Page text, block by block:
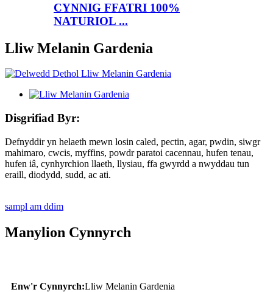
CYNNIG FFATRI 100%
NATURIOL ...
Lliw Melanin Gardenia
Disgrifiad Byr:
Defnyddir yn helaeth mewn losin caled, pectin, agar, pwdin, siwgr
mahimaro, cwcis, myffins, powdr paratoi cacennau, hufen tenau,
hufen iâ, cynhyrchion llaeth, llysiau, ffa gwyrdd a nwyddau tun
eraill, diodydd, sudd, ac ati.
sampl am ddim
Manylion Cynnyrch
Enw'r Cynnyrch:Lliw Melanin Gardenia